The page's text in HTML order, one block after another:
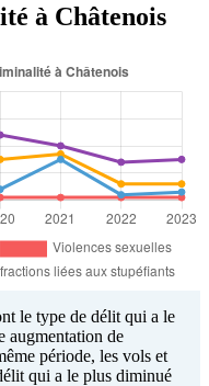
à Châtenois
le type de délit qui a le
augmentation de
période, les vols et
qui a le plus diminué